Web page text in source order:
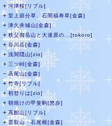
＋河津桜[リブル]
＋ 堂上節分草、石間福寿草[金森]
＋ 津久井城山[金森]
＋秩父御岳山と大達原の...[tokoro]
＋谷川岳[金森]
＋ 浅間隠山[zio]
＋ 三ツ峠[金森]
－高尾山[金森]
＋竹寺[リブル]
＋ 初登りは[zio]
＋ 朝焼けの甲斐駒[悠歩]
＋高館山[リブル]
＋雲取山・石尾根[金森]